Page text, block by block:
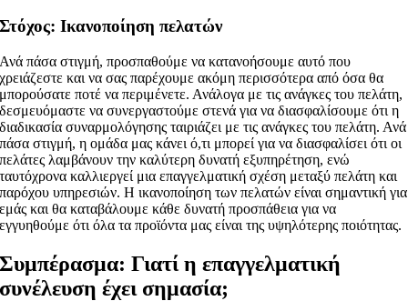
Στόχος: Ικανοποίηση πελατών
Ανά πάσα στιγμή, προσπαθούμε να κατανοήσουμε αυτό που
χρειάζεστε και να σας παρέχουμε ακόμη περισσότερα από όσα θα
μπορούσατε ποτέ να περιμένετε. Ανάλογα με τις ανάγκες του πελάτη,
δεσμευόμαστε να συνεργαστούμε στενά για να διασφαλίσουμε ότι η
διαδικασία συναρμολόγησης ταιριάζει με τις ανάγκες του πελάτη. Ανά
πάσα στιγμή, η ομάδα μας κάνει ό,τι μπορεί για να διασφαλίσει ότι οι
πελάτες λαμβάνουν την καλύτερη δυνατή εξυπηρέτηση, ενώ
ταυτόχρονα καλλιεργεί μια επαγγελματική σχέση μεταξύ πελάτη και
παρόχου υπηρεσιών. Η ικανοποίηση των πελατών είναι σημαντική για
εμάς και θα καταβάλουμε κάθε δυνατή προσπάθεια για να
εγγυηθούμε ότι όλα τα προϊόντα μας είναι της υψηλότερης ποιότητας.
Συμπέρασμα: Γιατί η επαγγελματική
συνέλευση έχει σημασία;